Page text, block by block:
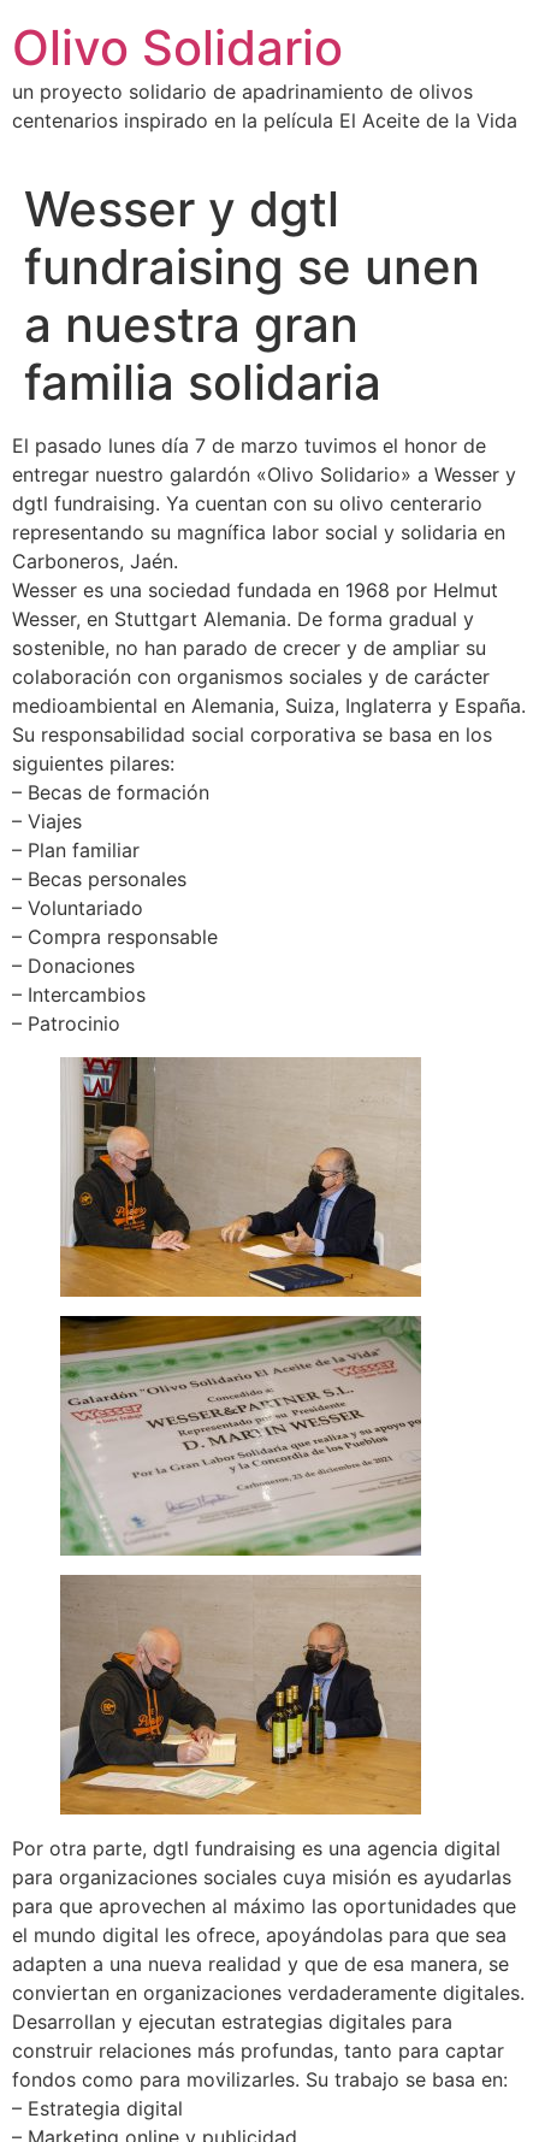
contenido
Olivo Solidario
un proyecto solidario de apadrinamiento de olivos
centenarios inspirado en la película El Aceite de la Vida
Wesser y dgtl
fundraising se unen
a nuestra gran
familia solidaria
El pasado lunes día 7 de marzo tuvimos el honor de
entregar nuestro galardón «Olivo Solidario» a Wesser y
dgtl fundraising. Ya cuentan con su olivo centerario
representando su magnífica labor social y solidaria en
Carboneros, Jaén.
Wesser es una sociedad fundada en 1968 por Helmut
Wesser, en Stuttgart Alemania. De forma gradual y
sostenible, no han parado de crecer y de ampliar su
colaboración con organismos sociales y de carácter
medioambiental en Alemania, Suiza, Inglaterra y España.
Su responsabilidad social corporativa se basa en los
siguientes pilares:
– Becas de formación
– Viajes
– Plan familiar
– Becas personales
– Voluntariado
– Compra responsable
– Donaciones
– Intercambios
– Patrocinio
Por otra parte, dgtl fundraising es una agencia digital
para organizaciones sociales cuya misión es ayudarlas
para que aprovechen al máximo las oportunidades que
el mundo digital les ofrece, apoyándolas para que sea
adapten a una nueva realidad y que de esa manera, se
conviertan en organizaciones verdaderamente digitales.
Desarrollan y ejecutan estrategias digitales para
construir relaciones más profundas, tanto para captar
fondos como para movilizarles. Su trabajo se basa en:
– Estrategia digital